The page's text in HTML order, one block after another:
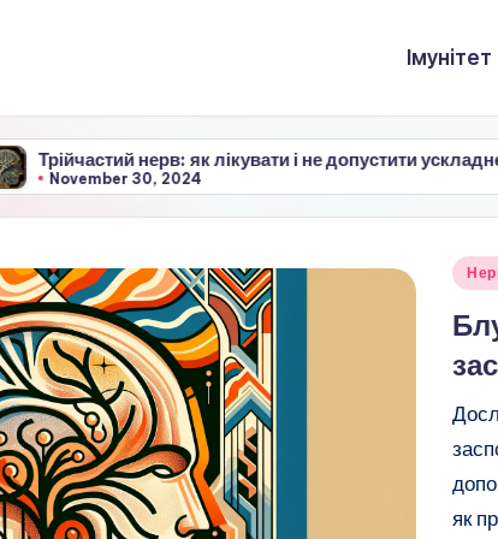
Імунітет
нерв: як лікувати і не допустити ускладнень
30, 2024
як